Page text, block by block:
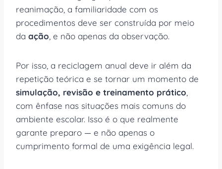
reanimação, a familiaridade com os
procedimentos deve ser construída por meio
da ação , e não apenas da observação.
Por isso, a reciclagem anual deve ir além da
repetição teórica e se tornar um momento de
simulação, revisão e treinamento prático
com ênfase nas situações mais comuns do
ambiente escolar. Isso é o que realmente
garante preparo — e não apenas o
cumprimento formal de uma exigência legal.